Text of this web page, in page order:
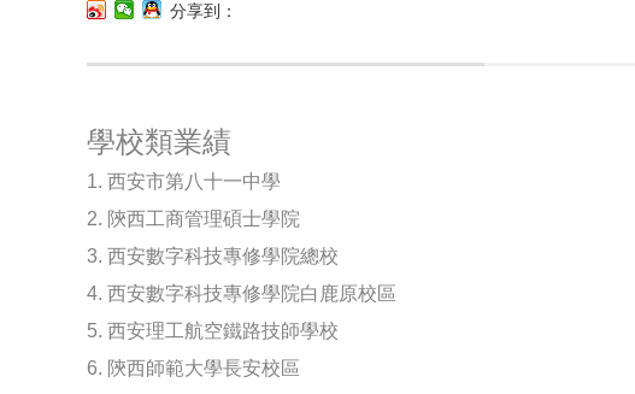
分享到：
學校類業績
1. 西安市第八十一中學
2. 陝西工商管理碩士學院
3. 西安數字科技專修學院總校
4. 西安數字科技專修學院白鹿原校區
5. 西安理工航空鐵路技師學校
6. 陝西師範大學長安校區